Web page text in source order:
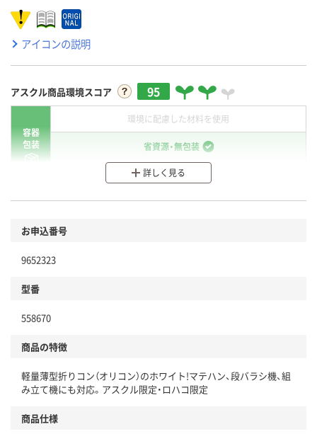
アイコンの説明
アスクル商品環境スコア 95
容器
包装
環境に配慮した材料を使用
省資源・無包装
分別・リサイクルしやすい設計
本体
仕組
この商品の環境配慮ポイントです。下記商品詳細「
アスクル商品環境スコア詳細／加点項目
」で確認できます。
詳しく見る
お申込番号
9652323
型番
558670
商品の特徴
軽量薄型折りコン（オリコン）のホワイト!マテハン、段バラシ機、組
み立て機にも対応。アスクル限定・ロハコ限定
商品仕様